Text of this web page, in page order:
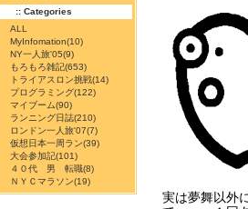
:: Categories
ALL
MyInfomation(10)
NY一人旅'05(9)
もろもろ雑記(653)
トライアスロン挑戦(14)
プログラミング(122)
マイブーム(90)
ランニング日誌(210)
ロンドン一人旅'07(7)
仮想日本一周ラン(39)
大会参加記(101)
４０代 男 転職(8)
ＮＹＣマラソン(19)
実は夢舞以外